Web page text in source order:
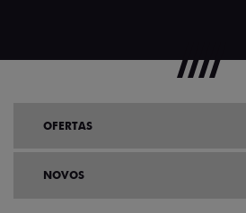
OFERTAS
NOVOS